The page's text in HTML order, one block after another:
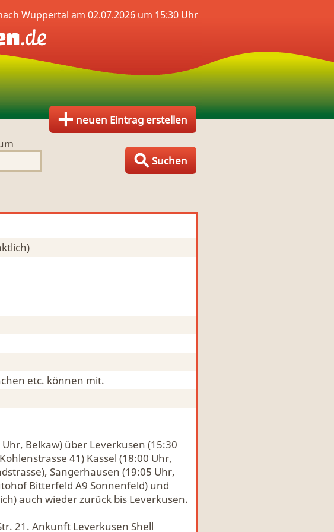
neuen Eintrag erstellen
Suchen
Wuppertal am 02.07.2026 um 15:30 Uhr
etc. können mit.
Belkaw) über Leverkusen (15:30
41) Kassel (18:00 Uhr,
Sangerhausen (19:05 Uhr,
Bitterfeld A9 Sonnenfeld) und
auch wieder zurück bis Leverkusen.
21. Ankunft Leverkusen Shell